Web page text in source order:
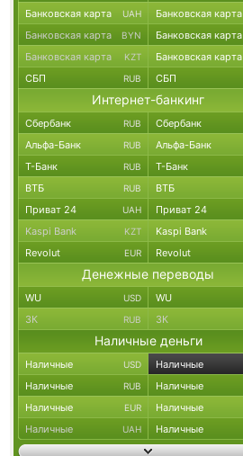
Банковская карта UAH Банковская карта
Банковская карта BYN Банковская карта
Банковская карта KZT Банковская карта
СБП RUB СБП
Интернет-банкинг
Сбербанк RUB Сбербанк
Альфа-Банк RUB Альфа-Банк
Т-Банк RUB Т-Банк
ВТБ RUB ВТБ
Приват 24 UAH Приват 24
Kaspi Bank KZT Kaspi Bank
Revolut EUR Revolut
Денежные переводы
WU USD WU
ЗК RUB ЗК
Наличные деньги
Наличные USD Наличные
Наличные RUB Наличные
Наличные EUR Наличные
Наличные UAH Наличные